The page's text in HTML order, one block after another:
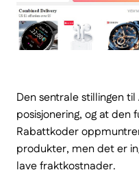
Den sentrale stillingen
posisjonering, og at
Rabattkoder
produkter, men det er
lave fraktkostnader.